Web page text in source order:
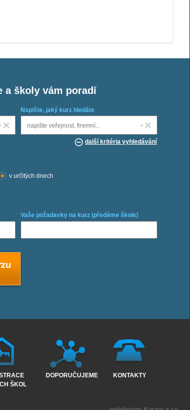
a školy vám poradí
Napište, jaký kurz hledáte
další kritéria vyhledávání
v určitých dnech
Vaše požadavky na kurz (předáme škole)
ŠKOL
DOPORUČUJEME KONTAKTY